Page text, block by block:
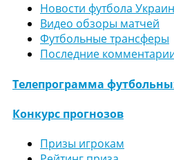
Новости футбола
Видео обзоры матчей
Футбольные трансферы
Последние
Телепрограмма
Конкурс прогнозов
Призы игрокам